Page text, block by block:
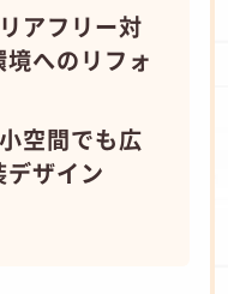
アフリー対
へのリフォ
空間でも広
デザイン